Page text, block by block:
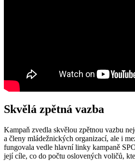
Skvělá zpětná vazba
Kampaň zvedla skvělou zpětnou vazbu
a členy mládežnických organizací, ale i
fungovala vedle hlavní linky kampaně
její cíle, co do počtu oslovených voličů,